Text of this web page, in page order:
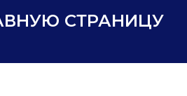
СТРАНИЦУ